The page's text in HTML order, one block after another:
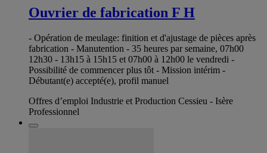
Ouvrier de fabrication F H
- Opération de meulage: finition et d'ajustage de pièces après
fabrication - Manutention - 35 heures par semaine, 07h00
12h30 - 13h15 à 15h15 et 07h00 à 12h00 le vendredi -
Possibilité de commencer plus tôt - Mission intérim -
Débutant(e) accepté(e), profil manuel
Offres d’emploi Industrie et Production Cessieu - Isère
Professionnel